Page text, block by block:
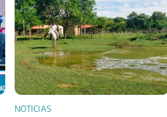
NOTICIAS